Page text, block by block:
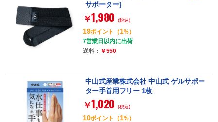
サポーター]
￥1,980 (税込)
19ポイント （1%）
7営業日以内に出荷
送料： ￥550
中山式産業株式会社 中山式 ゲルサポー
ター手首用フリー 1枚
￥1,020 (税込)
10ポイント （1%）